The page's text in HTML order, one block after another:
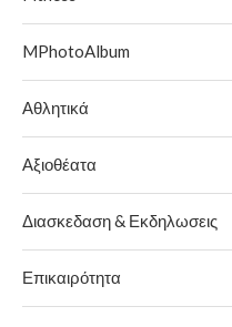
MPhotoAlbum
Αθλητικά
Αξιοθέατα
Διασκεδαση & Εκδηλωσεις
Επικαιρότητα